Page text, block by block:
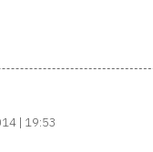
| 19:53